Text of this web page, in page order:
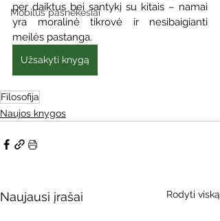
Mobilūs pašnekesiai
per daiktus bei santykį su kitais – namai
yra moralinė tikrovė ir nesibaigianti
meilės pastanga.
Užsakyti knygą
Filosofija
Naujos knygos
Naujausi įrašai Rodyti viską